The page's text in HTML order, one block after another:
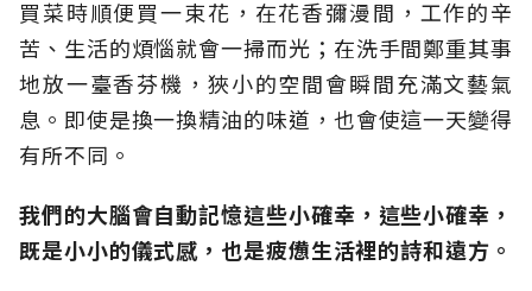
買菜時順便買一束花，在花香彌漫間，工作的辛
苦、生活的煩惱就會一掃而光；在洗手間鄭重其事
地放一臺香芬機，狹小的空間會瞬間充滿文藝氣
息。即使是換一換精油的味道，也會使這一天變得
有所不同。
我們的大腦會自動記憶這些小確幸，這些小確幸，
既是小小的儀式感，也是疲憊生活裡的詩和遠方。